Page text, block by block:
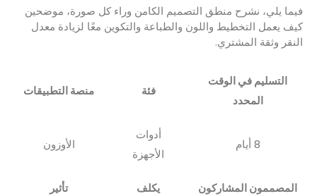
فيما يلي، نشرح منطق التصميم الكامن وراء كل صورة، موضحين
كيف يعمل التخطيط واللون والطباعة والتكوين معًا لزيادة معدل
النقر وثقة المشتري.
التسليم في الوقت
المحدد
فئة منصة التطبيقات
8 أيام
أدوات
الأجهزة
الأوزون
المصممون المشاركون يكلف تأثير